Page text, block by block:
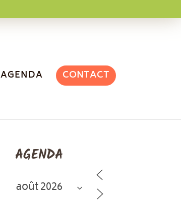
AGENDA CONTACT
AGENDA